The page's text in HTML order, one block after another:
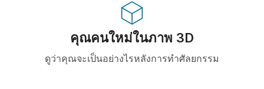
คุณคนใหม่ในภาพ 3D
ดูว่าคุณจะเป็นอย่างไรหลังการทำศัลยกรรม